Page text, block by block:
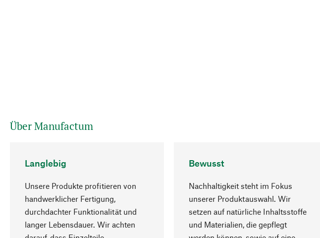
Über Manufactum
Langlebig
Unsere Produkte profitieren von
handwerklicher Fertigung,
durchdachter Funktionalität und
langer Lebensdauer. Wir achten
Bewusst
Nachhaltigkeit steht im Fokus
unserer Produktauswahl. Wir
setzen auf natürliche Inhaltsstoffe
und Materialien, die gepflegt